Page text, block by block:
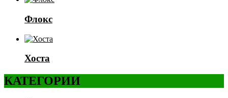
Флокс
Хоста
КАТЕГОРИИ